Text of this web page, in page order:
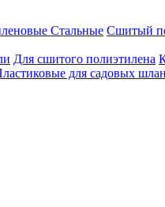
Стальные Сшитый
Для сшитого полиэтилена
для садовых